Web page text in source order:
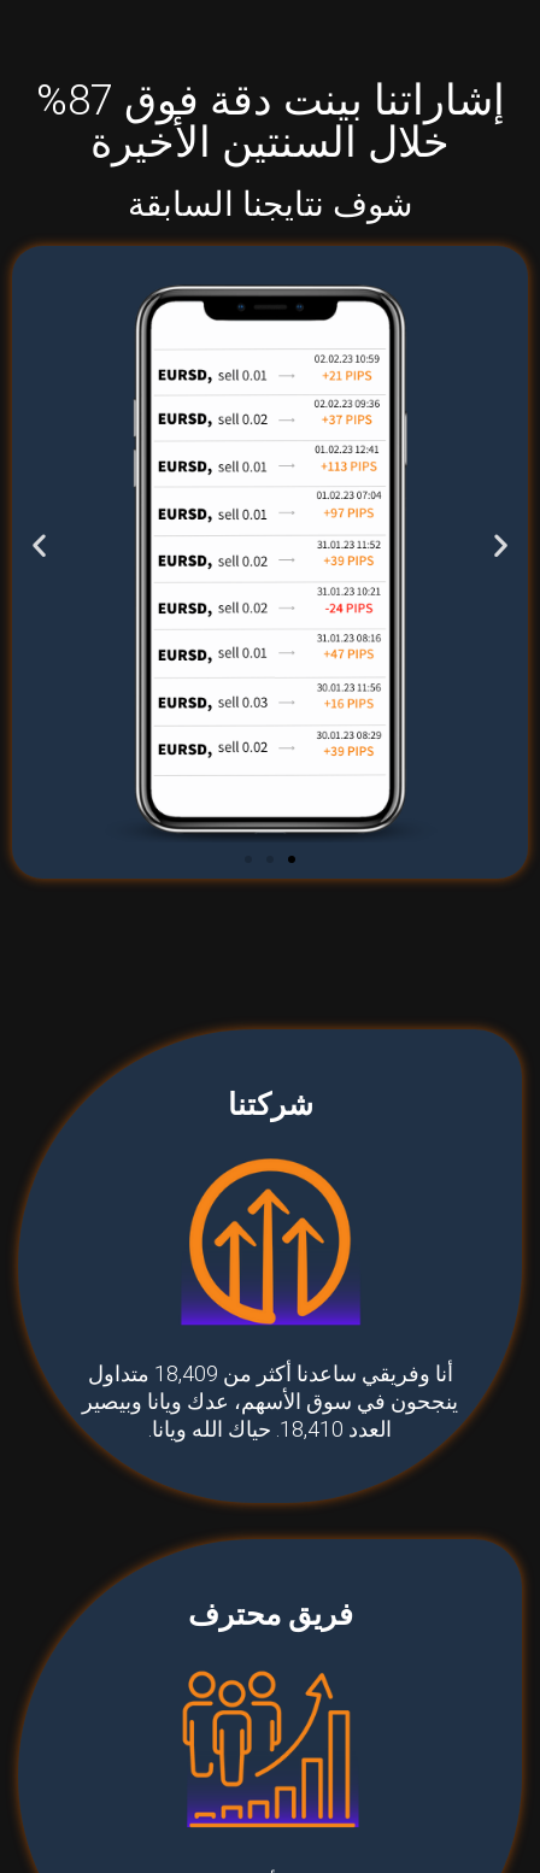
إشاراتنا بينت دقة فوق 87%
خلال السنتين الأخيرة
شوف نتايجنا السابقة
شركتنا
أنا وفريقي ساعدنا أكثر من 18,409 متداول
ينجحون في سوق الأسهم، عدك ويانا وبيصير
العدد 18,410. حياك الله ويانا.
فريق محترف